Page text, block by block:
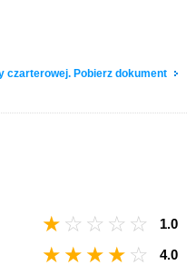
czarterowej. Pobierz dokument
1.0
4.0